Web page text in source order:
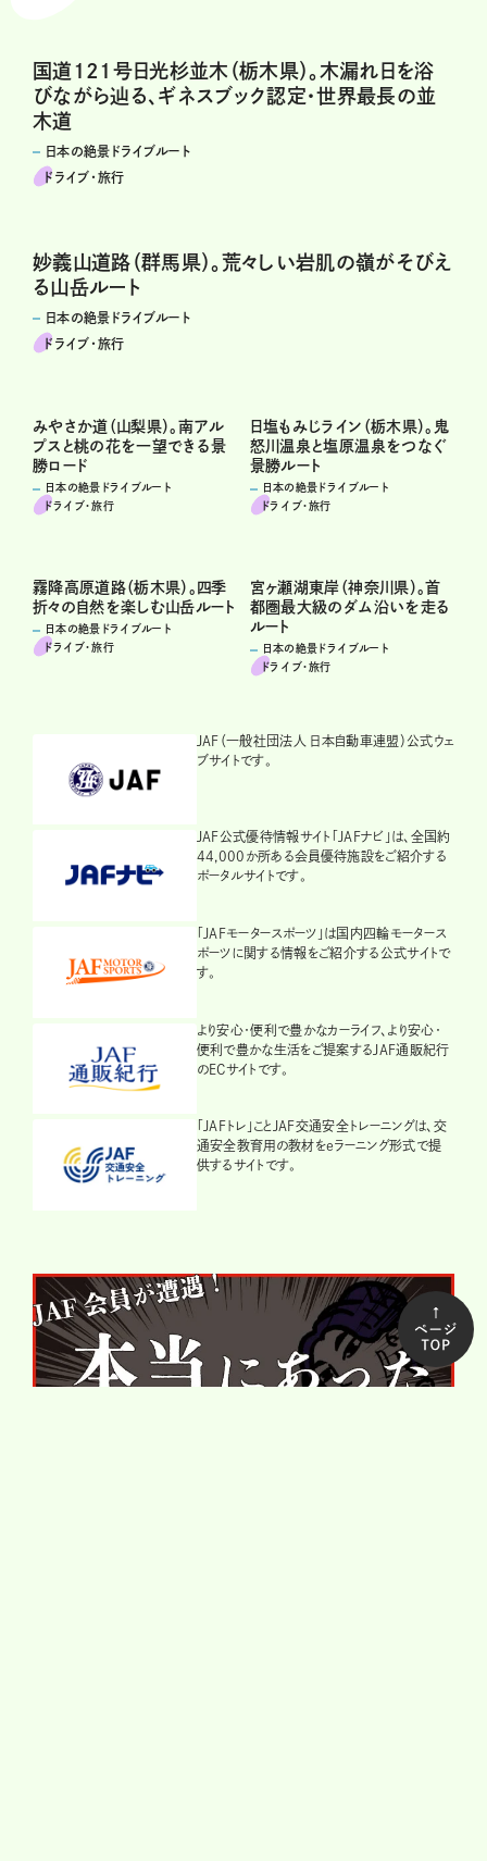
国道121号日光杉並木（栃木県）。木漏れ日を浴
びながら辿る、ギネスブック認定・世界最長の並
木道
日本の絶景ドライブルート
ドライブ･旅行
妙義山道路（群馬県）。荒々しい岩肌の嶺がそびえ
る山岳ルート
日本の絶景ドライブルート
ドライブ･旅行
みやさか道（山梨県）。南アル
プスと桃の花を一望できる景
勝ロード
日本の絶景ドライブルート
ドライブ･旅行
日塩もみじライン（栃木県）。鬼
怒川温泉と塩原温泉をつなぐ
景勝ルート
日本の絶景ドライブルート
ドライブ･旅行
霧降高原道路（栃木県）。四季
折々の自然を楽しむ山岳ルート
日本の絶景ドライブルート
ドライブ･旅行
宮ヶ瀬湖東岸（神奈川県）。首
都圏最大級のダム沿いを走る
ルート
日本の絶景ドライブルート
ドライブ･旅行
JAF（一般社団法人 日本自動車連盟）公式ウェ
ブサイトです。
JAF公式優待情報サイト「JAFナビ」は、全国約
44,000か所ある会員優待施設をご紹介する
ポータルサイトです。
「JAFモータースポーツ」は国内四輪モータース
ポーツに関する情報をご紹介する公式サイトで
す。
より安心・便利で豊かなカーライフ、より安心・
便利で豊かな生活をご提案するJAF通販紀行
のECサイトです。
「JAFトレ」ことJAF交通安全トレーニングは、交
通安全教育用の教材をeラーニング形式で提
供するサイトです。